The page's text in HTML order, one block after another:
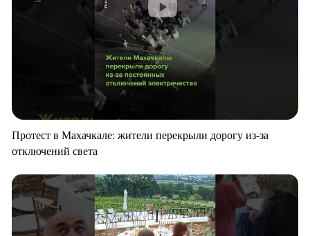
Протест в Махачкале: жители перекрыли дорогу из-за
отключений света